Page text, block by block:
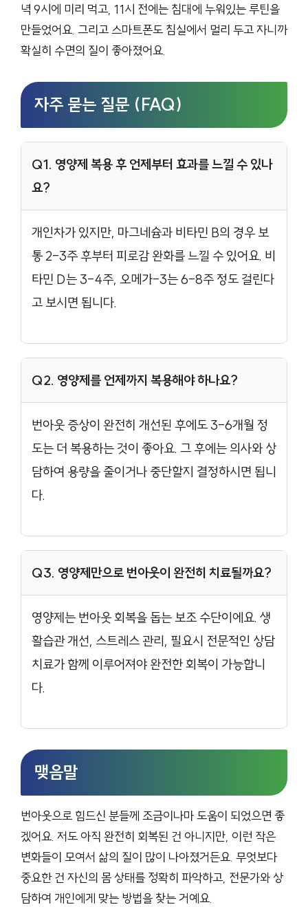
녁 9시에 미리 먹고, 11시 전에는 침대에 누워있는 루틴을
만들었어요. 그리고 스마트폰도 침실에서 멀리 두고 자니까
확실히 수면의 질이 좋아졌어요.
자주 묻는 질문 (FAQ)
Q1. 영양제 복용 후 언제부터 효과를 느낄 수 있나
요?
개인차가 있지만, 마그네슘과 비타민 B의 경우 보
통 2-3주 후부터 피로감 완화를 느낄 수 있어요. 비
타민 D는 3-4주, 오메가-3는 6-8주 정도 걸린다
고 보시면 됩니다.
Q2. 영양제를 언제까지 복용해야 하나요?
번아웃 증상이 완전히 개선된 후에도 3-6개월 정
도는 더 복용하는 것이 좋아요. 그 후에는 의사와 상
담하여 용량을 줄이거나 중단할지 결정하시면 됩니
다.
Q3. 영양제만으로 번아웃이 완전히 치료될까요?
영양제는 번아웃 회복을 돕는 보조 수단이에요. 생
활습관 개선, 스트레스 관리, 필요시 전문적인 상담
치료가 함께 이루어져야 완전한 회복이 가능합니
다.
맺음말
번아웃으로 힘드신 분들께 조금이나마 도움이 되었으면 좋
겠어요. 저도 아직 완전히 회복된 건 아니지만, 이런 작은
변화들이 모여서 삶의 질이 많이 나아졌거든요. 무엇보다
중요한 건 자신의 몸 상태를 정확히 파악하고, 전문가와 상
담하여 개인에게 맞는 방법을 찾는 거예요.